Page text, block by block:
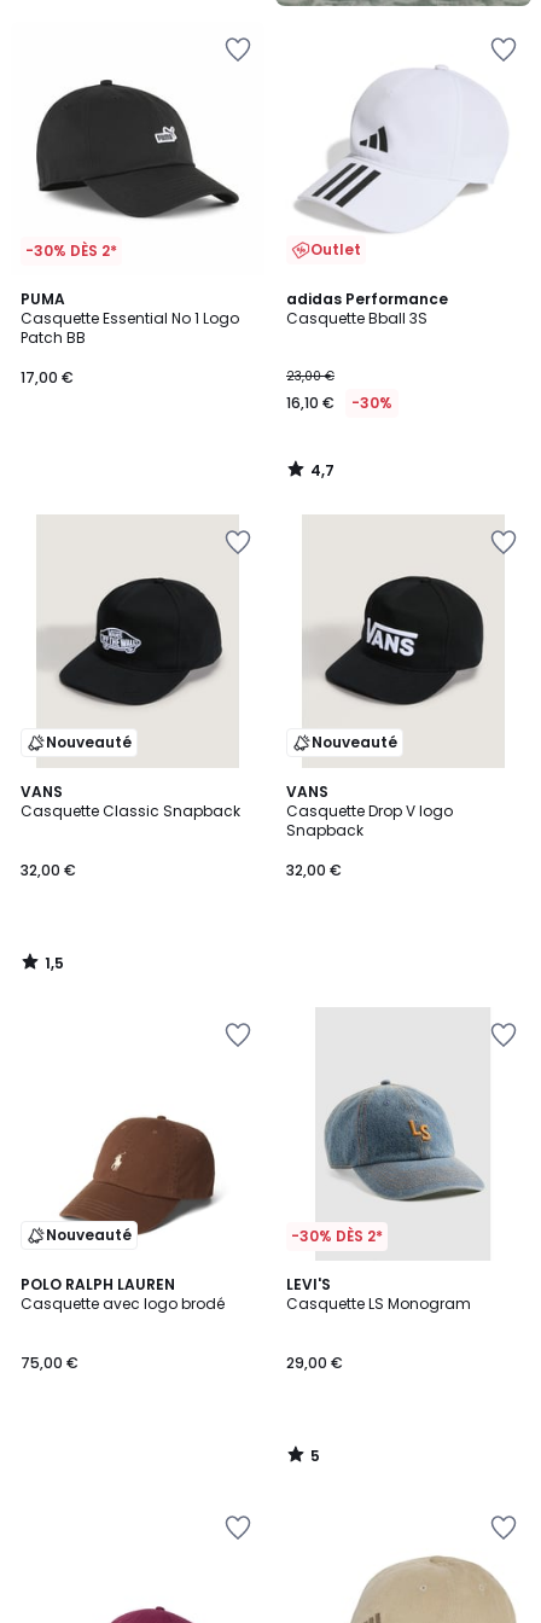
-30% DÈS 2*
PUMA
Casquette Essential No 1 Logo
Patch BB
17,00 €
Outlet
adidas Performance
Casquette Bball 3S
23,00 €
16,10 € -30%
4,7
/ 5
4,7
/
Nouveauté
VANS
Casquette Classic Snapback
32,00 €
1,5
/
1,5
/
Nouveauté
VANS
Casquette Drop V logo
Snapback
32,00 €
Nouveauté
POLO RALPH LAUREN
Casquette avec logo brodé
75,00 €
-30% DÈS 2*
LEVI'S
Casquette LS Monogram
29,00 €
5
/
5
/